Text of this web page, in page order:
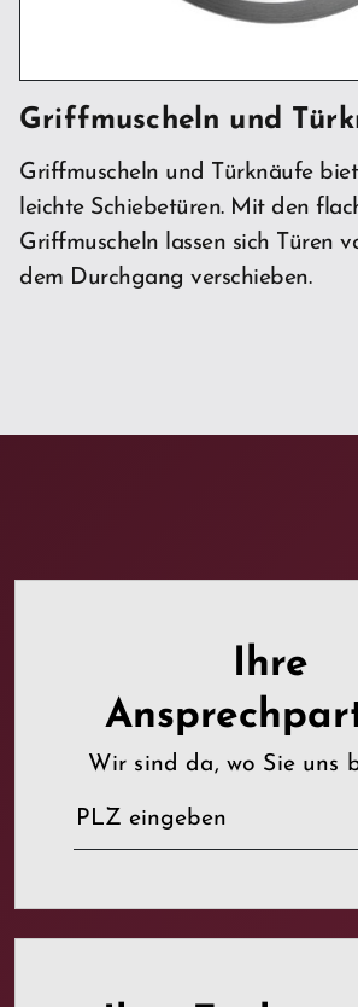
Griffmuscheln und
Griffmuscheln und Türknäufe
leichte Schiebetüren. Mit den
Griffmuscheln lassen sich Türen
dem Durchgang verschieben.
Ihre
Wir sind da, wo Sie uns